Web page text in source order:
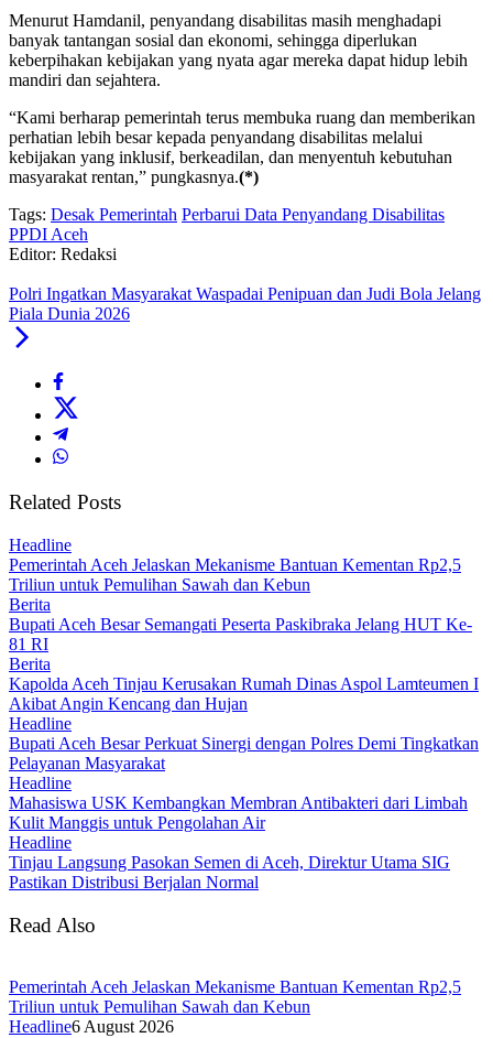
Menurut Hamdanil, penyandang disabilitas masih menghadapi
banyak tantangan sosial dan ekonomi, sehingga diperlukan
keberpihakan kebijakan yang nyata agar mereka dapat hidup lebih
mandiri dan sejahtera.
“Kami berharap pemerintah terus membuka ruang dan memberikan
perhatian lebih besar kepada penyandang disabilitas melalui
kebijakan yang inklusif, berkeadilan, dan menyentuh kebutuhan
masyarakat rentan,” pungkasnya.(*)
Tags: Desak Pemerintah Perbarui Data Penyandang Disabilitas
PPDI Aceh
Editor: Redaksi
Polri Ingatkan Masyarakat Waspadai Penipuan dan Judi Bola Jelang
Piala Dunia 2026
Related Posts
Headline
Pemerintah Aceh Jelaskan Mekanisme Bantuan Kementan Rp2,5
Triliun untuk Pemulihan Sawah dan Kebun
Berita
Bupati Aceh Besar Semangati Peserta Paskibraka Jelang HUT Ke-
81 RI
Berita
Kapolda Aceh Tinjau Kerusakan Rumah Dinas Aspol Lamteumen I
Akibat Angin Kencang dan Hujan
Headline
Bupati Aceh Besar Perkuat Sinergi dengan Polres Demi Tingkatkan
Pelayanan Masyarakat
Headline
Mahasiswa USK Kembangkan Membran Antibakteri dari Limbah
Kulit Manggis untuk Pengolahan Air
Headline
Tinjau Langsung Pasokan Semen di Aceh, Direktur Utama SIG
Pastikan Distribusi Berjalan Normal
Read Also
Pemerintah Aceh Jelaskan Mekanisme Bantuan Kementan Rp2,5
Triliun untuk Pemulihan Sawah dan Kebun
Headline6 August 2026